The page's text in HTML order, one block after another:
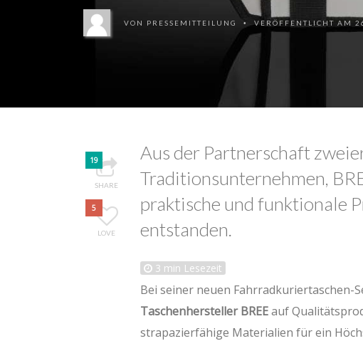
VON PRESSEMITTEILUNG • VERÖFFENTLICHT AM
19
SHARE
5
LOVE
Aus der Partnerschaft
Traditionsunternehmen,
praktische und funktionale
entstanden.
3 min Lesezeit
Bei seiner neuen Fahrradkuriertaschen-
Taschenhersteller BREEauf
strapazierfähige Materialien für ein